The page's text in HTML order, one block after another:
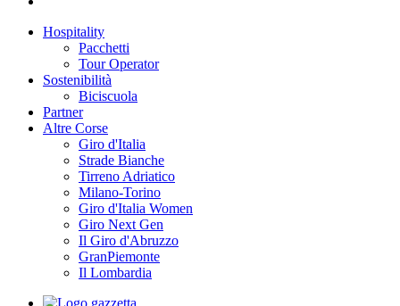
Hospitality
Pacchetti
Tour Operator
Sostenibilità
Biciscuola
Partner
Altre Corse
Giro d'Italia
Strade Bianche
Tirreno Adriatico
Milano-Torino
Giro d'Italia Women
Giro Next Gen
Il Giro d'Abruzzo
GranPiemonte
Il Lombardia